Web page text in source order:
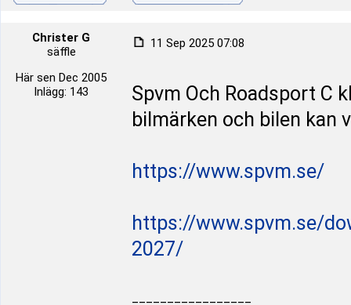
Christer G
säffle
Här sen Dec 2005
Inlägg: 143
11 Sep 2025 07:08
Spvm Och Roadsport C
bilmärken och bilen kan
https://www.spvm.se/
https://www.spvm.se/
2027/